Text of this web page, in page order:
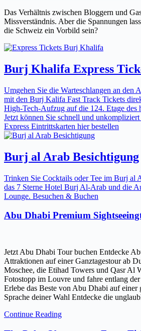
Das Verhältnis zwischen Bloggern und
Missverständnis. Aber die Spannungen
die Schweiz ein Vorbild sein?
Burj Khalifa Express
Umgehen Sie die Warteschlangen an den
mit den Burj Kalifa Fast Track Tickets
High-Tech-Aufzug auf die 124. Etage des
Jetzt können Sie schnell und
Express Eintrittskarten hier bestellen
Burj al Arab Besichtigung
Trinken Sie Cocktails oder Tee im Burj al
das 7 Sterne Hotel Burj Al-Arab und die
Lounge. Besuchen & Buchen
Abu Dhabi Premium
Jetzt Abu Dhabi Tour buchen Entdecke
Attraktionen auf einer Ganztagestour ab
Moschee, die Etihad Towers und Qasr Al
Fotostopp im Louvre und fahre entlang
Erlebe das Beste von Abu Dhabi auf einer
Sprache deiner Wahl Entdecke die
Continue Reading